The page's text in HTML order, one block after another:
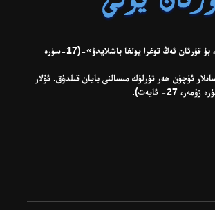
«شۈبھىسىزكى، بۇ قۇرئان ئەڭ توغرا يولغا باشلايدۇ»-(17-سۈرە
ئۈچۈن ھەر تۈرلۈك مىسالنى بايان قىلدۇق. ئۇلار